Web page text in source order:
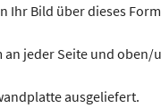
Ihr Bild über dieses
an jeder Seite und
ausgeliefert.